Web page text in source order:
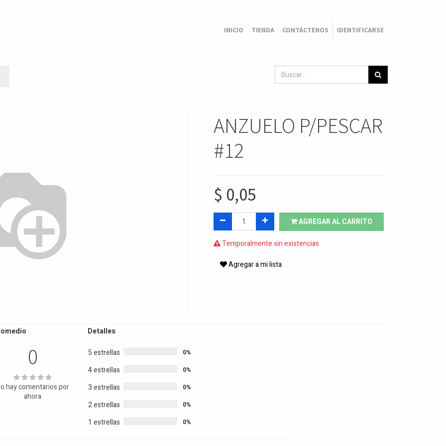
INICIO TIENDA CONTÁCTENOS IDENTIFICARSE
ANZUELO P/PESCAR
#12
$ 0,05
AGREGAR AL CARRITO
Temporalmente sin existencias
Agregar a mi lista
0
hay comentarios por
ahora
Detalles
5 estrellas 0%
4 estrellas 0%
3 estrellas 0%
2 estrellas 0%
1 estrellas 0%